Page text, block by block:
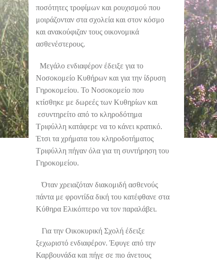
ποσότητες τροφίμων και ρουχισμού που
μοιράζονταν στα σχολεία και στον κόσμο
και ανακούφιζαν τους οικονομικά
ασθενέστερους.
Μεγάλο ενδιαφέρον έδειξε για το
Νοσοκομείο Κυθήρων και για την ίδρυση
Γηροκομείου. Το Νοσοκομείο που
κτίσθηκε με δωρεές των Κυθηρίων και
εσυντηρείτο από το κληροδότημα
Τριφύλλη κατάφερε να το κάνει κρατικό.
Έτσι τα χρήματα του κληροδοτήματος
Τριφύλλη πήγαν όλα για τη συντήρηση του
Γηροκομείου.
Όταν χρειαζόταν διακομιδή ασθενούς
πάντα με φροντίδα δική του κατέφθανε στα
Κύθηρα Ελικόπτερο να τον παραλάβει.
Για την Οικοκυρική Σχολή έδειξε
ξεχωριστό ενδιαφέρον. Έφυγε από την
Καρβουνάδα και πήγε σε πιο άνετους